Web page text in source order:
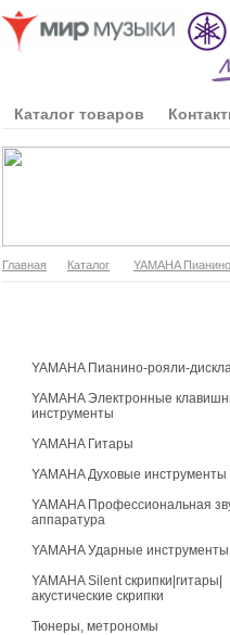
Каталог товаров
Главная Каталог YAMAHA
YAMAHA Пианино-рояли-
YAMAHA Электронные
инструменты
YAMAHA Гитары
YAMAHA Духовые инструменты
YAMAHA Профессиональная
аппаратура
YAMAHA Ударные инструменты
YAMAHA Silent скрипки|гитары|
акустические скрипки
Тюнеры, метрономы